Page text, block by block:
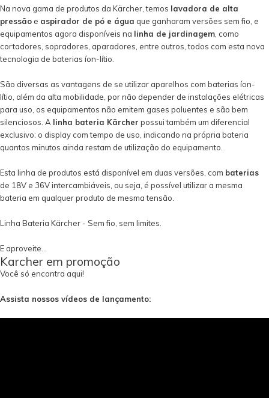
Na nova gama de produtos da Kärcher, temos lavadora de alta
pressão e aspirador de pó e água que ganharam versões sem fio, e
equipamentos agora disponíveis na linha de jardinagem , como
cortadores, sopradores, aparadores, entre outros, todos com esta nova
tecnologia de baterias íon-lítio.
São diversas as vantagens de se utilizar aparelhos com baterias íon-
lítio, além da alta mobilidade, por não depender de instalações elétricas
para uso, os equipamentos não emitem gases poluentes e são bem
silenciosos. A linha bateria Kärcher possui também um diferencial
exclusivo: o display com tempo de uso, indicando na própria bateria
quantos minutos ainda restam de utilização do equipamento.
Esta linha de produtos está disponível em duas versões, com baterias
de 18V e 36V intercambiáveis, ou seja, é possível utilizar a mesma
bateria em qualquer produto de mesma tensão.
Linha Bateria Kärcher - Sem fio, sem limites.
E aproveite...
Karcher em promoção
Você só encontra aqui!
Assista nossos vídeos de lançamento: